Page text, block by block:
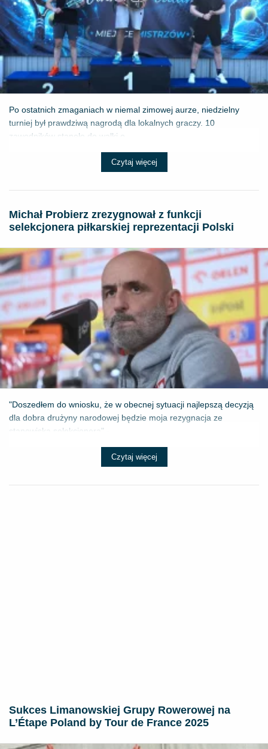
Po ostatnich zmaganiach w niemal zimowej aurze, niedzielny
turniej był prawdziwą nagrodą dla lokalnych graczy. 10
zawodników stanęło do walki o ...
Czytaj więcej
Michał Probierz zrezygnował z funkcji
selekcjonera piłkarskiej reprezentacji Polski
"Doszedłem do wniosku, że w obecnej sytuacji najlepszą decyzją
dla dobra drużyny narodowej będzie moja rezygnacja ze
stanowiska selekcjonera" - ...
Czytaj więcej
Sukces Limanowskiej Grupy Rowerowej na
L’Étape Poland by Tour de France 2025